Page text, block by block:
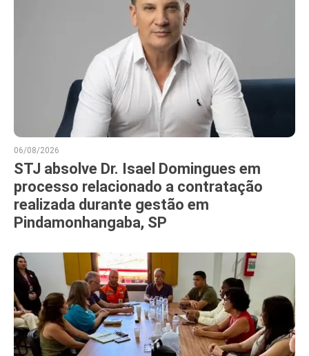
06/08/2026
STJ absolve Dr. Isael Domingues em
processo relacionado a contratação
realizada durante gestão em
Pindamonhangaba, SP